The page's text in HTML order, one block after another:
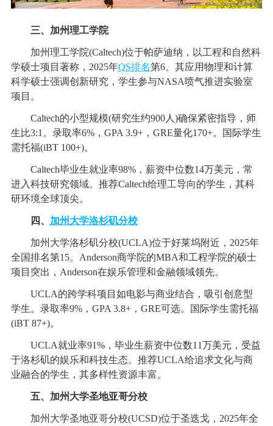
三、加州理工学院
加州理工学院(Caltech)位于帕萨迪纳，以工程和自然科
学硕士项目著称，2025年QS排名第6。其应用物理和计算
科学硕士强调创新研究，学生参与NASA喷气推进实验室
项目。
Caltech的小型规模(研究生约900人)确保紧密指导，师
生比3:1。录取率6%，GPA 3.9+，GRE量化170+。国际学生
需托福(iBT 100+)。
Caltech毕业生就业率98%，薪资中位数14万美元，常
进入科技研究领域。推荐Caltech给理工导向的学生，其科
研环境全球顶尖。
四、 加州大学洛杉矶分校
加州大学洛杉矶分校(UCLA)位于好莱坞附近，2025年
全国排名第15。Anderson商学院的MBA和工程学院的硕士
项目突出，Anderson在娱乐管理和金融领域领先。
UCLA的跨学科项目如电影与商业结合，吸引创意型
学生。录取率9%，GPA 3.8+，GRE可选。国际学生需托福
(iBT 87+)。
UCLA就业率91%，毕业生薪资中位数11万美元，受益
于洛杉矶的娱乐和科技生态。推荐UCLA给追求文化与商
业融合的学生，其多样性资源丰富。
五、加州大学圣地亚哥分校
加州大学圣地亚哥分校(UCSD)位于圣迭戈，2025年全